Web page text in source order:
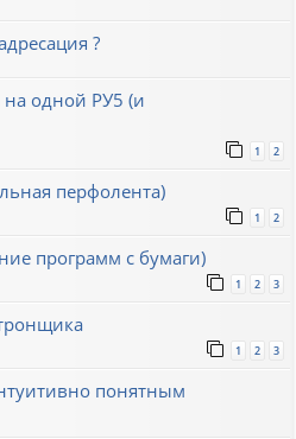
?
на одной РУ5 (и
1 2
перфолента)
1 2
программ с бумаги)
1 2 3
1 2 3
понятным